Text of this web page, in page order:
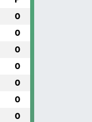
0
0
0
0
0
0
0